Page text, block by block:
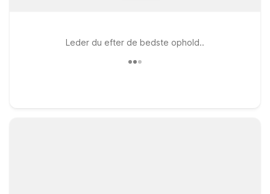
Leder du efter de bedste ophold..